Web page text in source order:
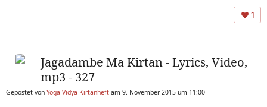
1
Jagadambe Ma Kirtan - Lyrics, Video,
mp3 - 327
Gepostet von Yoga Vidya Kirtanheft am 9. November 2015 um 11:00